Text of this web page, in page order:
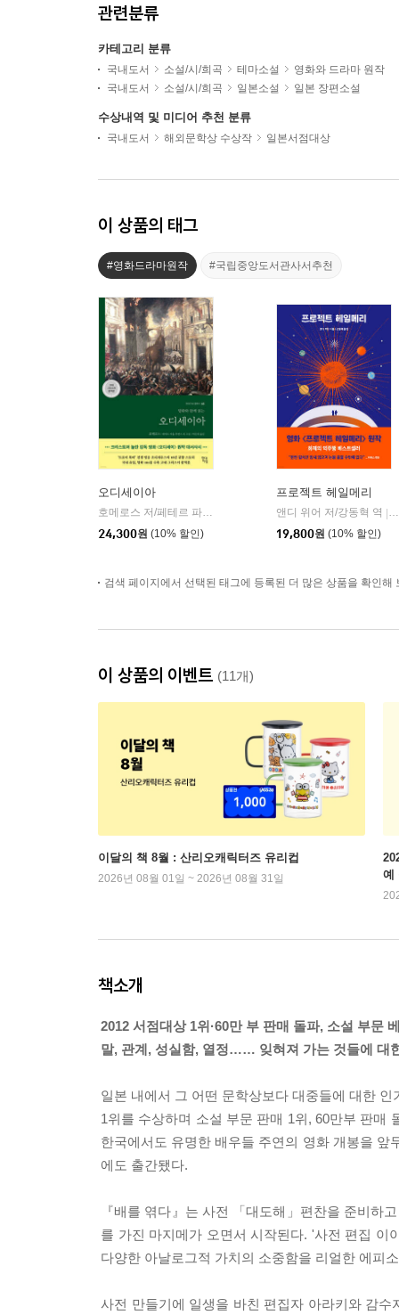
관련분류
카테고리 분류
국내도서 소설/시/희곡 테마소설
영화와 드라마 원작
국내도서
소설/시/희곡 일본소설 일본 장편소설
수상내역 및 미디어 추천 분류
국내도서 해외문학상 수상작 일본서점대상
이 상품의 태그
#영화드라마원작 #국립중앙도서관사서추천
오디세이아
현대지성
24,300원 (10% 할인)
프로젝트 헤일메리
앤디 위어 저/강동혁 역 |
19,800원 (10% 할인)
검색 페이지에서 선택된 태그에 등록된 더 많은 상품을 확인해
이 상품의 이벤트 (11개)
이달의 책 8월 : 산리오캐릭터즈 유리컵
2026년 08월 01일 ~ 2026년 08월 31일
예
책소개
2012 서점대상 1위·60만 부 판매 돌파, 소설 부문
말, 관계, 성실함, 열정…… 잊혀져 가는 것들에 대
일본 내에서 그 어떤 문학상보다 대중들에 대한
1위를 수상하며 소설 부문 판매 1위, 60만부 판매
한국에서도 유명한 배우들 주연의 영화 개봉을
에도 출간됐다.
『배를 엮다』는 사전 「대도해」편찬을 준비하
를 가진 마지메가 오면서 시작된다. '사전 편집 이
다양한 아날로그적 가치의 소중함을 리얼한 에피
사전 만들기에 일생을 바친 편집자 아라키와 감